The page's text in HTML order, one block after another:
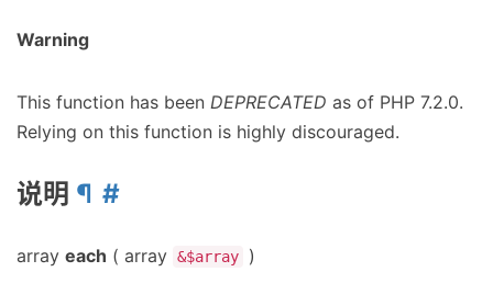
Warning
This function has been DEPRECATED as of PHP 7.2.0.
Relying on this function is highly discouraged.
说明 ¶
array each ( array &$array )